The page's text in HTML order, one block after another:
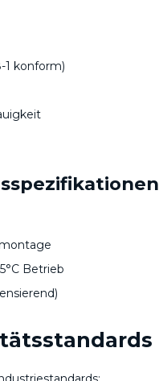
1 konform)
Betrieb